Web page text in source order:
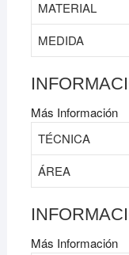
MATERIAL
MEDIDA
Más Información
TÉCNICA
ÁREA
Más Información